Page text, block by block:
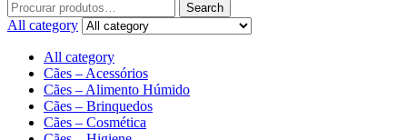
Search
All category
All category
Cães – Acessórios
Cães – Alimento Húmido
Cães – Brinquedos
Cães – Cosmética